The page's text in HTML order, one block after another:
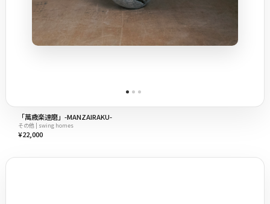
「萬歳楽達磨」-MANZAIRAKU-
その他 | swing homes
¥22,000